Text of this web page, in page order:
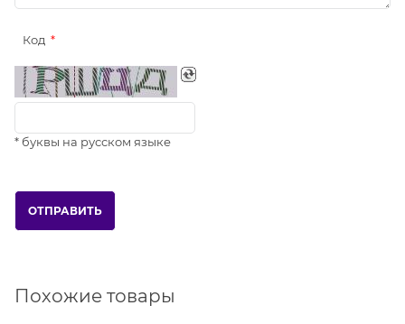
Код
* буквы на русском языке
Похожие товары